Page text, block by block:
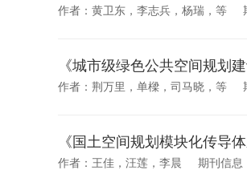
作者：黄卫东，李志兵，杨瑞，等
《城市级绿色公共空间规划
作者：荆万里，单樑，司马晓，等
《国土空间规划模块化传导
作者：王佳，汪莲，李晨 期刊信息